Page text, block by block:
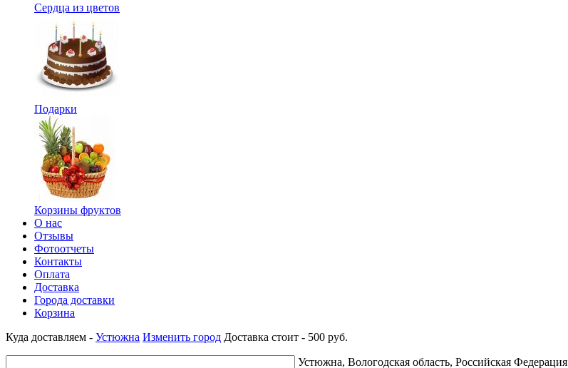
Сердца из цветов
Подарки
Корзины фруктов
О нас
Отзывы
Фотоотчеты
Контакты
Оплата
Доставка
Города доставки
Корзина
Куда доставляем - Устюжна Изменить город Доставка стоит - 500 руб.
Устюжна, Вологодская область, Российская Федерация